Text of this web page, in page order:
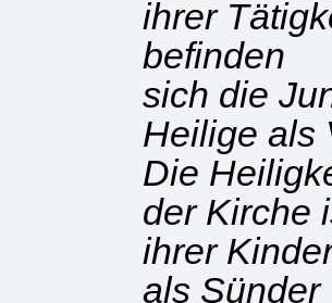
ihrer
befinden
sich die
Heilige als
Die
der Kirche
ihrer
als Sünder